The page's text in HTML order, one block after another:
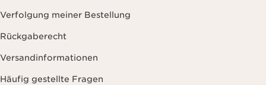
Verfolgung meiner Bestellung
Rückgaberecht
Versandinformationen
Häufig gestellte Fragen